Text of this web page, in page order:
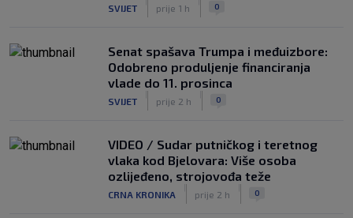
SVIJET prije 1 h 0
Senat spašava Trumpa i međuizbore:
Odobreno produljenje financiranja
vlade do 11. prosinca
SVIJET prije 2 h 0
VIDEO / Sudar putničkog i teretnog
vlaka kod Bjelovara: Više osoba
ozlijeđeno, strojovođa teže
CRNA KRONIKA prije 2 h 0